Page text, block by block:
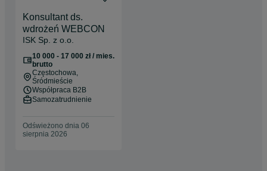
Konsultant ds.
wdrożeń WEBCON
ISK Sp. z o.o.
10 000 - 17 000 zł / mies.
brutto
Częstochowa,
Śródmieście
Współpraca B2B
Samozatrudnienie
Odświeżono dnia 06
sierpnia 2026